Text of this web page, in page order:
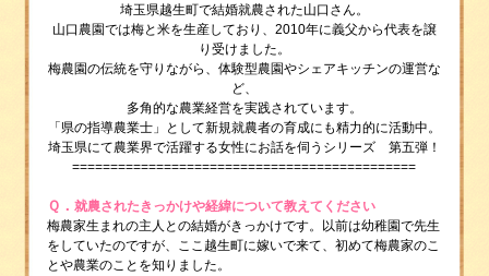
埼玉県越生町で結婚就農された山口さん。
山口農園では梅と米を生産しており、2010年に義父から代表を譲
り受けました。
梅農園の伝統を守りながら、体験型農園やシェアキッチンの運営な
ど、
多角的な農業経営を実践されています。
「県の指導農業士」として新規就農者の育成にも精力的に活動中。
埼玉県にて農業界で活躍する女性にお話を伺うシリーズ 第五弾！
=============================================
Ｑ． 就農されたきっかけや経緯について教えてください
梅農家生まれの主人との結婚がきっかけです。以前は幼稚園で先生
をしていたのですが、ここ越生町に嫁いで来て、初めて梅農家のこ
とや農業のことを知りました。